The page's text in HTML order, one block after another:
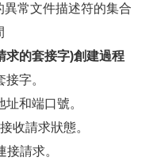
常文件描述符的集合
求的套接字)創建過程
字。
和端口號。
收請求狀態。
請求。